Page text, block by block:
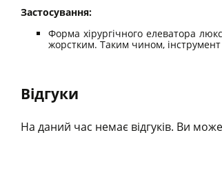
Застосування:
Форма хірургічного елеватора
жорстким. Таким чином,
Відгуки
На даний час немає відгуків. Ви